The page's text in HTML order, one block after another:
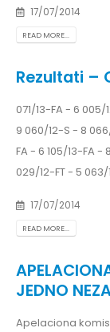
17/07/2014
READ MORE...
Rezultati –
071/13-FA - 6
9 060/12-S - 8
FA - 6 105/13-FA -
029/12-FT - 5 063/
17/07/2014
READ MORE...
JEDNO
Apelaciona